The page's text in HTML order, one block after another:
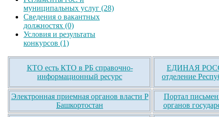
муниципальных услуг (28)
Сведения о вакантных
должностях (0)
Условия и результаты
конкурсов (1)
КТО есть КТО в РБ справочно-
информационный ресурс
ЕДИНАЯ
отделение
Электронная приемная органов власти Р
Башкортостан
Портал
органов